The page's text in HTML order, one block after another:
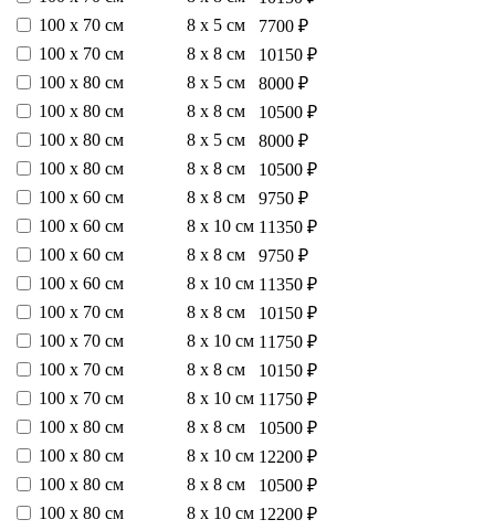
100 х 70 см
8 х 5 см
7700 ₽
100 х 70 см
8 х 8 см
10150 ₽
100 х 80 см
8 х 5 см
8000 ₽
100 х 80 см
8 х 8 см
10500 ₽
100 х 80 см
8 х 5 см
8000 ₽
100 х 80 см
8 х 8 см
10500 ₽
100 х 60 см
8 х 8 см
9750 ₽
100 х 60 см
8 х 10 см 11350 ₽
100 х 60 см
8 х 8 см
9750 ₽
100 х 60 см
8 х 10 см 11350 ₽
100 х 70 см
8 х 8 см
10150 ₽
100 х 70 см
8 х 10 см 11750 ₽
100 х 70 см
8 х 8 см
10150 ₽
100 х 70 см
8 х 10 см 11750 ₽
100 х 80 см
8 х 8 см
10500 ₽
100 х 80 см
8 х 10 см 12200 ₽
100 х 80 см
8 х 8 см
10500 ₽
100 х 80 см
8 х 10 см 12200 ₽